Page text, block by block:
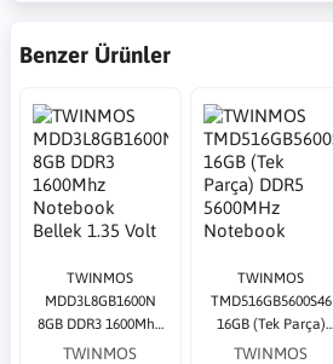
Benzer Ürünler
TWINMOS
MDD3L8GB1600N
8GB DDR3 1600Mhz
Notebook Bellek
TWINMOS
TWINMOS
TMD516GB5600S46
16GB (Tek Parça)
DDR5 5600MHz
TWINMOS